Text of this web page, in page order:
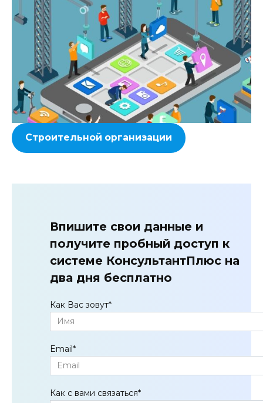
Строительной организации
Впишите свои данные и
получите пробный доступ к
системе КонсультантПлюс на
два дня бесплатно
Как Вас зовут*
Email*
Как с вами связаться*